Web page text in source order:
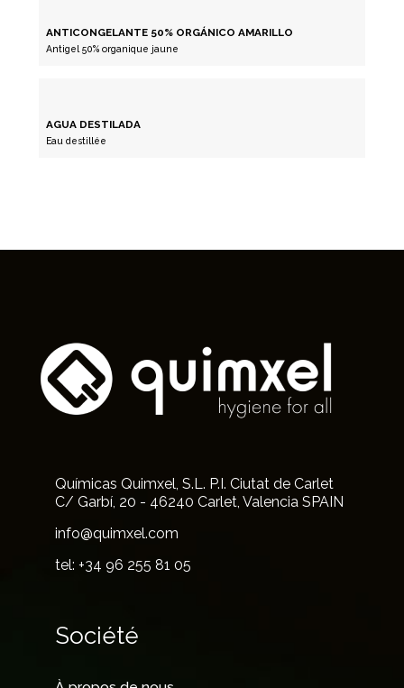
ANTICONGELANTE 50% ORGÁNICO AMARILLO
Antigel 50% organique jaune
AGUA DESTILADA
Eau destillée
Químicas Quimxel, S.L. P.I. Ciutat de Carlet
C/ Garbí, 20 - 46240 Carlet, Valencia SPAIN
info@quimxel.com
tel: +34 96 255 81 05
Société